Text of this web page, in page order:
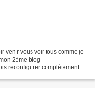
venir vous voir tous comme je
2ème blog
reconfigurer complètement le